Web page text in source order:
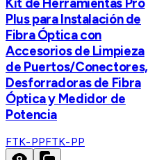
Plus para Instalación de
Fibra Óptica con
Accesorios de Limpieza
de Puertos/Conectores,
Desforradoras de Fibra
Óptica y Medidor de
Potencia
FTK-PPFTK-PP